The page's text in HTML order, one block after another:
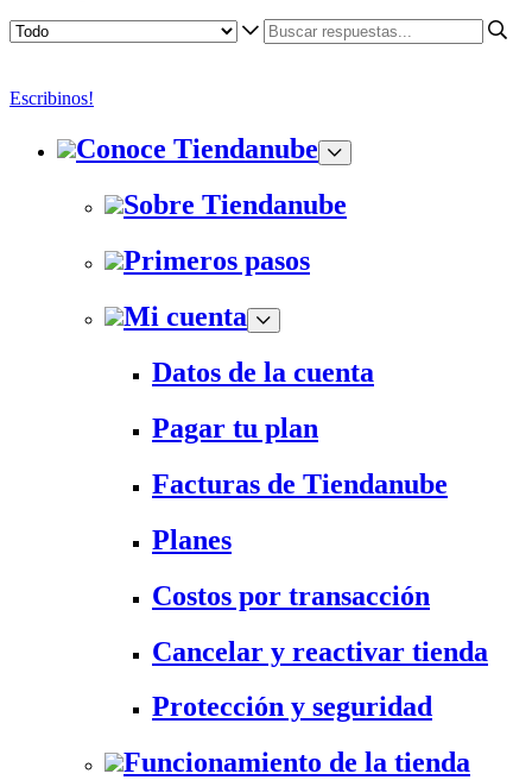
Escribinos!
Conoce Tiendanube
Sobre Tiendanube
Primeros pasos
Mi cuenta
Datos de la cuenta
Pagar tu plan
Facturas de Tiendanube
Planes
Costos por transacción
Cancelar y reactivar tienda
Protección y seguridad
Funcionamiento de la tienda